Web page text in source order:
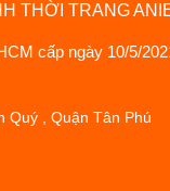
THỜI TRANG
cấp ngày 10/5/
Quý , Quận Tân Phú